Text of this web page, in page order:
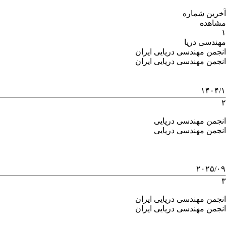
آخرین شماره
مشاهده
۱
مهندسی دریا
انجمن مهندسی دریایی ایران
انجمن مهندسی دریایی ایران
۱۴۰۴/۱
۲
انجمن مهندسی دریایی
انجمن مهندسی دریایی
۲۰۲۵/۰۹
۳
انجمن مهندسی دریایی ایران
انجمن مهندسی دریایی ایران